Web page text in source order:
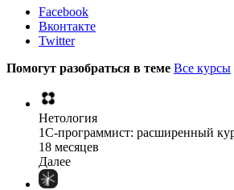
Facebook
Вконтакте
Twitter
Помогут разобраться в теме Все курсы
Нетология
1C-программист: расширенный
18 месяцев
Далее